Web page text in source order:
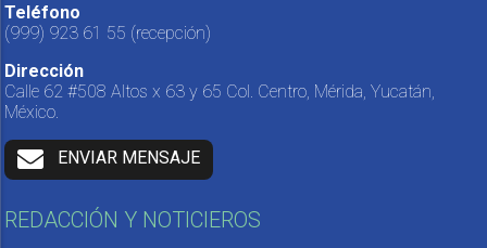
Teléfono
(999) 923 61 55 (recepción)
Dirección
Calle 62 #508 Altos x 63 y 65 Col. Centro, Mérida, Yucatán,
México.
ENVIAR MENSAJE
REDACCIÓN Y NOTICIEROS